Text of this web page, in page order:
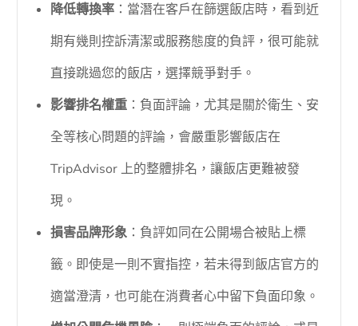
降低轉換率 ：當潛在客戶在篩選飯店時，看到近
期有幾則控訴清潔或服務態度的負評，很可能就
直接跳過您的飯店，選擇競爭對手。
影響排名權重 ：負面評論，尤其是關於衛生、安
全等核心問題的評論，會嚴重影響飯店在
TripAdvisor 上的整體排名，讓飯店更難被發
現。
損害品牌形象 ：負評如同在公開場合被貼上標
籤。即使是一則不實指控，若未得到飯店官方的
適當澄清，也可能在消費者心中留下負面印象。